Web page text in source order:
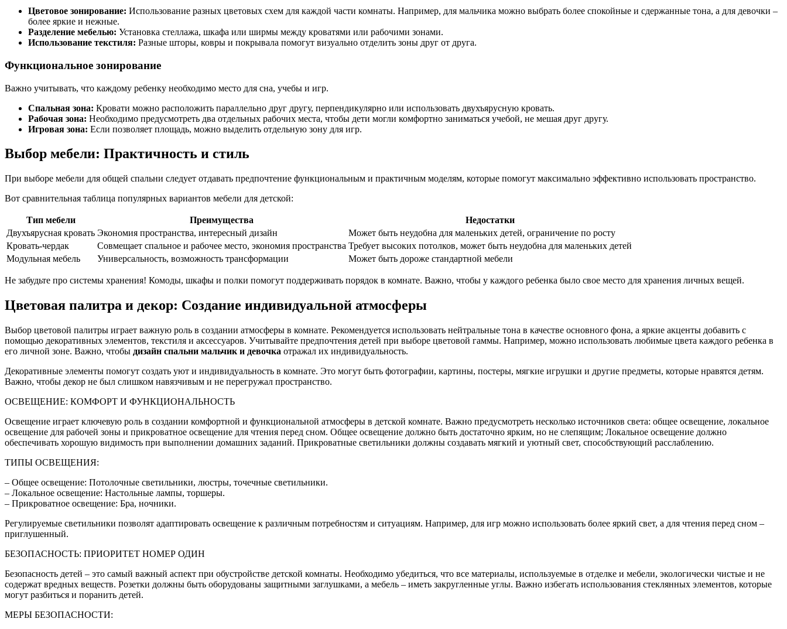
Цветовое зонирование: Использование разных цветовых схем для каждой части комнаты. Например, для мальчика можно выбрать более спокойные и сдержанные тона, а для девочки –
более яркие и нежные.
Разделение мебелью: Установка стеллажа, шкафа или ширмы между кроватями или рабочими зонами.
Использование текстиля: Разные шторы, ковры и покрывала помогут визуально отделить зоны друг от друга.
Функциональное зонирование
Важно учитывать, что каждому ребенку необходимо место для сна, учебы и игр.
Спальная зона: Кровати можно расположить параллельно друг другу, перпендикулярно или использовать двухъярусную кровать.
Рабочая зона: Необходимо предусмотреть два отдельных рабочих места, чтобы дети могли комфортно заниматься учебой, не мешая друг другу.
Игровая зона: Если позволяет площадь, можно выделить отдельную зону для игр.
Выбор мебели: Практичность и стиль
При выборе мебели для общей спальни следует отдавать предпочтение функциональным и практичным моделям, которые помогут максимально эффективно использовать пространство.
Вот сравнительная таблица популярных вариантов мебели для детской:
Тип мебели Преимущества
Недостатки
Двухъярусная кровать Экономия пространства, интересный дизайн
Может быть неудобна для маленьких детей, ограничение по росту
Кровать-чердак
Совмещает спальное и рабочее место, экономия пространства Требует высоких потолков, может быть неудобна для маленьких детей
Модульная мебель
Универсальность, возможность трансформации Может быть дороже стандартной мебели
Не забудьте про системы хранения! Комоды, шкафы и полки помогут поддерживать порядок в комнате. Важно, чтобы у каждого ребенка было свое место для хранения личных вещей.
Цветовая палитра и декор: Создание индивидуальной атмосферы
Выбор цветовой палитры играет важную роль в создании атмосферы в комнате. Рекомендуется использовать нейтральные тона в качестве основного фона, а яркие акценты добавить с
помощью декоративных элементов, текстиля и аксессуаров. Учитывайте предпочтения детей при выборе цветовой гаммы. Например, можно использовать любимые цвета каждого ребенка в
его личной зоне. Важно, чтобы дизайн спальни мальчик и девочка отражал их индивидуальность.
Декоративные элементы помогут создать уют и индивидуальность в комнате. Это могут быть фотографии, картины, постеры, мягкие игрушки и другие предметы, которые нравятся детям.
Важно, чтобы декор не был слишком навязчивым и не перегружал пространство.
ОСВЕЩЕНИЕ: КОМФОРТ И ФУНКЦИОНАЛЬНОСТЬ
Освещение играет ключевую роль в создании комфортной и функциональной атмосферы в детской комнате. Важно предусмотреть несколько источников света: общее освещение, локальное
освещение для рабочей зоны и прикроватное освещение для чтения перед сном. Общее освещение должно быть достаточно ярким, но не слепящим; Локальное освещение должно
обеспечивать хорошую видимость при выполнении домашних заданий. Прикроватные светильники должны создавать мягкий и уютный свет, способствующий расслаблению.
ТИПЫ ОСВЕЩЕНИЯ:
– Общее освещение: Потолочные светильники, люстры, точечные светильники.
– Локальное освещение: Настольные лампы, торшеры.
– Прикроватное освещение: Бра, ночники.
Регулируемые светильники позволят адаптировать освещение к различным потребностям и ситуациям. Например, для игр можно использовать более яркий свет, а для чтения перед сном –
приглушенный.
БЕЗОПАСНОСТЬ: ПРИОРИТЕТ НОМЕР ОДИН
Безопасность детей – это самый важный аспект при обустройстве детской комнаты. Необходимо убедиться, что все материалы, используемые в отделке и мебели, экологически чистые и не
содержат вредных веществ. Розетки должны быть оборудованы защитными заглушками, а мебель – иметь закругленные углы. Важно избегать использования стеклянных элементов, которые
могут разбиться и поранить детей.
МЕРЫ БЕЗОПАСНОСТИ: